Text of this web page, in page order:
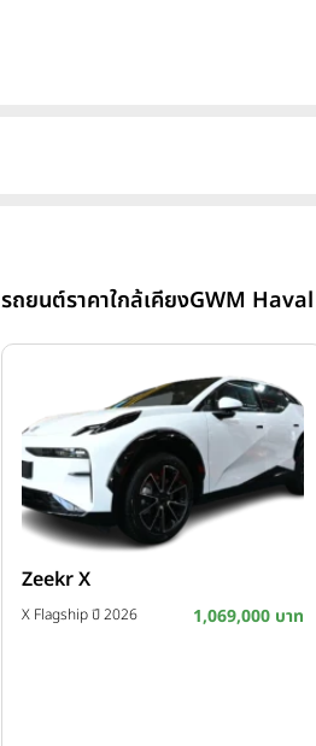
รถยนต์ราคาใกล้เคียงGWM
Zeekr X
X Flagship ปี 2026 1,069,000 บาท